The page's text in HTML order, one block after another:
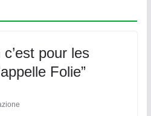
pour les
Folie”